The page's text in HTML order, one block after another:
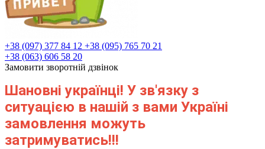
+38 (097) 377 84 12 +38 (095) 765 70 21
+38 (063) 606 58 20
Замовити зворотній дзвінок
Шановні українці! У зв'язку з
ситуацією в нашій з вами Україні
замовлення можуть
затримуватись!!!